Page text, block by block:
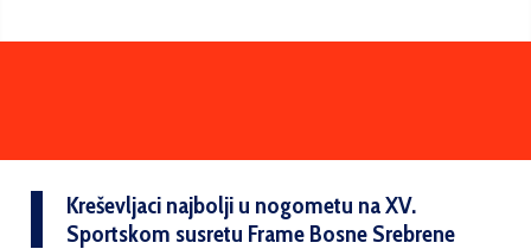
Kreševljaci najbolji u nogometu na XV.
Sportskom susretu Frame Bosne Srebrene